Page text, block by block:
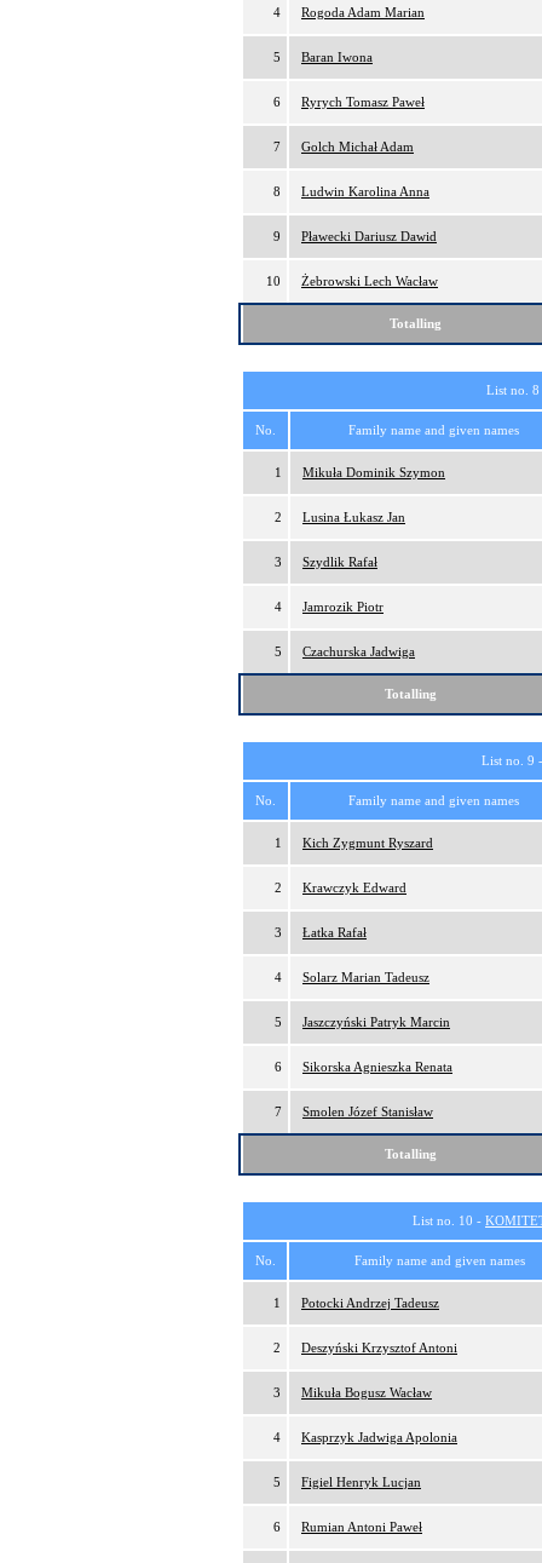
4 Rogoda Adam Marian
5 Baran Iwona
6 Ryrych Tomasz Paweł
7 Golch Michał Adam
8 Ludwin Karolina Anna
9 Pławecki Dariusz Dawid
10 Żebrowski Lech Wacław
Totalling
List no.
No. Family name and given names
1 Mikuła Dominik Szymon
2 Lusina Łukasz Jan
3 Szydlik Rafał
4 Jamrozik Piotr
5 Czachurska Jadwiga
Totalling
List no. 9
No. Family name and given names
1 Kich Zygmunt Ryszard
2 Krawczyk Edward
3 Łatka Rafał
4 Solarz Marian Tadeusz
5 Jaszczyński Patryk Marcin
6 Sikorska Agnieszka Renata
7 Smolen Józef Stanisław
Totalling
List no. 10 -
No. Family name and given names
1 Potocki Andrzej Tadeusz
2 Deszyński Krzysztof Antoni
3 Mikuła Bogusz Wacław
4 Kasprzyk Jadwiga Apolonia
5 Figiel Henryk Lucjan
6 Rumian Antoni Paweł